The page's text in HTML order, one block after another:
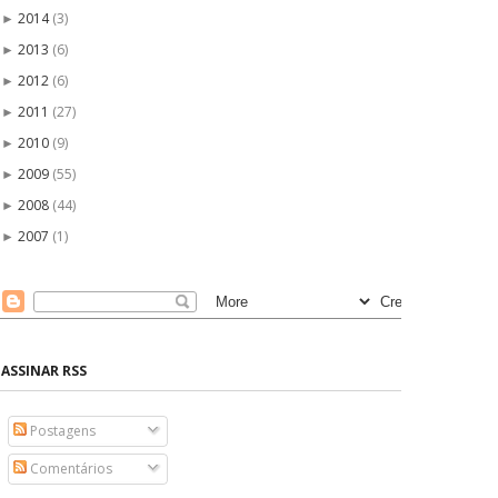
► 2014(3)
► 2013 (6)
► 2012 (6)
► 2011 (27)
► 2010 (9)
► 2009 (55)
► 2008 (44)
► 2007 (1)
ASSINAR RSS
Postagens
Comentários